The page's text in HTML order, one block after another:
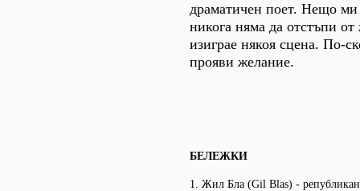
драматичен поет. Нещо ми
никога няма да отстъпи
изиграе някоя сцена. По-
прояви желание.
БЕЛЕЖКИ
1. Жил Бла (Gil Blas) -